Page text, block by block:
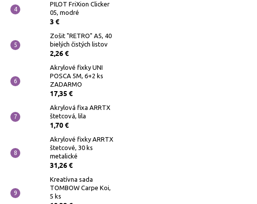
PILOT FriXion Clicker
05, modré
3 €
Zošit "RETRO" A5, 40
bielých čistých listov
2,26 €
Akrylové fixky UNI
POSCA 5M, 6+2 ks
ZADARMO
17,35 €
Akrylová fixa ARRTX
štetcová, lila
1,70 €
Akrylové fixky ARRTX
štetcové, 30 ks
metalické
31,26 €
Kreatívna sada
TOMBOW Carpe Koi,
5 ks